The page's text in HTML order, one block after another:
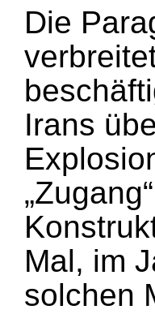
Die
Irans
Mal, im
solchen